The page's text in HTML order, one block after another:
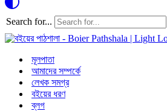
Search for...
মূলপাতা
আমাদের সম্পর্কে
লেখক সমগ্র
বইয়ের ধরণ
ব্লগ